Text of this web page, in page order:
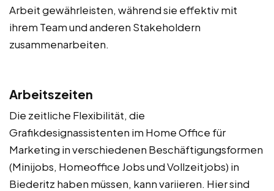
Arbeit gewährleisten, während sie effektiv mit
ihrem Team und anderen Stakeholdern
zusammenarbeiten.
Arbeitszeiten
Die zeitliche Flexibilität, die
Grafikdesignassistenten im Home Office für
Marketing in verschiedenen Beschäftigungsformen
(Minijobs, Homeoffice Jobs und Vollzeitjobs) in
Biederitz haben müssen, kann variieren. Hier sind